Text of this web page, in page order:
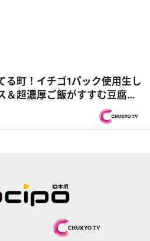
る町！イチゴ1パック使用生し
＆超濃厚ご飯がすすむ豆腐丼